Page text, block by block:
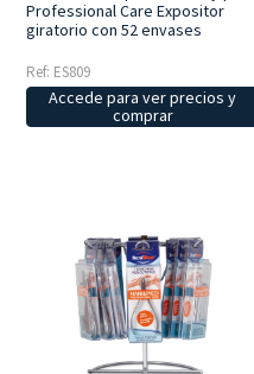
Professional Care Expositor
giratorio con 52 envases
Ref: ES809
Accede para ver precios y
comprar